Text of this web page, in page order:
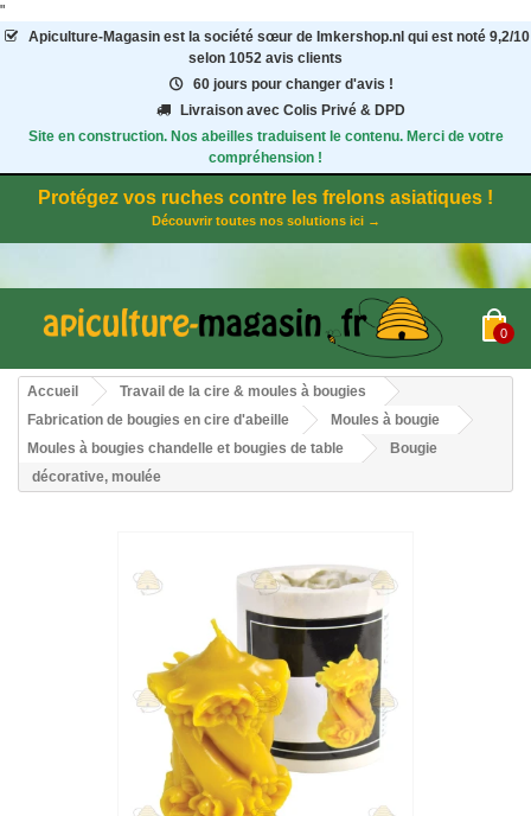
"
Apiculture-Magasinest la société sœur de Imkershop.nl qui est noté 9,2/10
selon 1052 avis clients
60 jours pour changer d'avis !
Livraison avec Colis Privé & DPD
Site en construction. Nos abeilles traduisent le contenu. Merci de votre
compréhension !
Protégez vos ruches contre les frelons asiatiques !
Découvrir toutes nos solutions ici →
0
Accueil
Travail de la cire & moules à bougies
Fabrication de bougies en cire d'abeille
Moules à bougie
Moules à bougies chandelle et bougies de table
Bougie
décorative, moulée